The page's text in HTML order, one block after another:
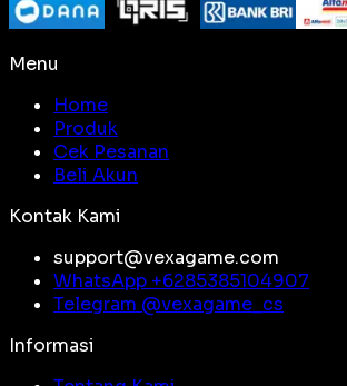
Menu
Home
Produk
Cek Pesanan
Beli Akun
Kontak Kami
support@vexagame.com
WhatsApp +6285385104907
Telegram @vexagame_cs
Informasi